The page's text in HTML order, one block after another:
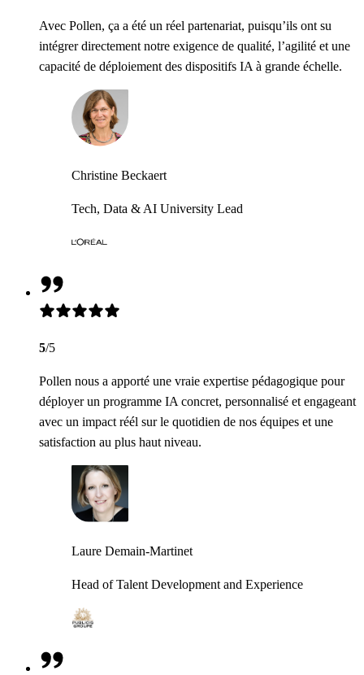
Avec Pollen, ça a été un réel partenariat, puisqu’ils ont su
intégrer directement notre exigence de qualité, l’agilité et une
capacité de déploiement des dispositifs IA à grande échelle.
Christine Beckaert
Tech, Data & AI University Lead
5/5
Pollen nous a apporté une vraie expertise pédagogique pour
déployer un programme IA concret, personnalisé et engageant
avec un impact réél sur le quotidien de nos équipes et une
satisfaction au plus haut niveau.
Laure Demain-Martinet
Head of Talent Development and Experience